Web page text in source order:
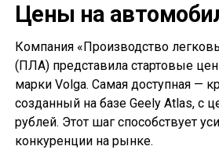
Цены на
Компания «Производство
(ПЛА) представила стартовые
марки Volga. Самая доступная —
созданный на базе Geely Atlas, с
рублей. Этот шаг способствует
конкуренции на рынке.